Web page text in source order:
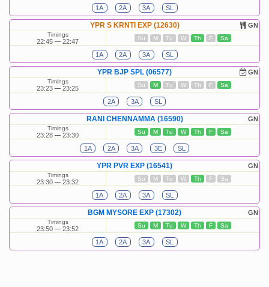
1A 2A 3A SL
GN
YPR S KRNTI EXP (12630)
Timings
22:45 22:47 Su M Tu W Th F Sa
1A 2A 3A SL
GN
YPR BJP SPL (06577)
Timings
23:23 23:25 Su M Tu W Th F Sa
2A 3A SL
GN
RANI CHENNAMMA (16590)
Timings
23:28 23:30 Su M Tu W Th F Sa
1A 2A 3A 3E SL
GN
YPR PVR EXP (16541)
Timings
23:30 23:32 Su M Tu W Th F Sa
1A 2A 3A SL
GN
BGM MYSORE EXP (17302)
Timings
23:50 23:52 Su M Tu W Th F Sa
1A 2A 3A SL